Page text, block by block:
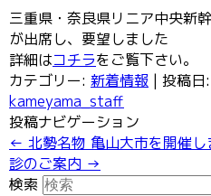
三重県・奈良県リニア中央新
が出席し、要望しました
詳細はコチラをご覧下さい。
カテゴリー: 新着情報 | 投稿日:
kameyama_staff
投稿ナビゲーション
← 北勢名物 亀山大市を開催し
診のご案内 →
検索